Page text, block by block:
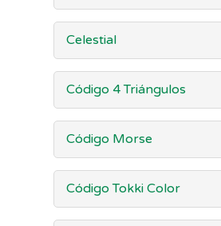
Celestial
Código 4 Triángulos
Código Morse
Código Tokki Color